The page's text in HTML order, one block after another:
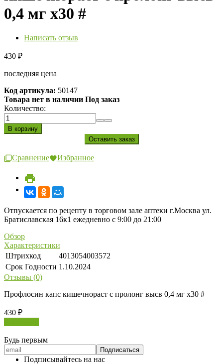
0,4 мг х30 #
Написать отзыв
430 ₽
последняя цена
Код артикула: 50147
Товара нет в наличии Под заказ
Количество:
Сравнение Избранное
Отпускается по рецепту в торговом зале аптеки г.Москва ул.
Братиславская 16к1 ежедневно с 9:00 до 21:00
Обзор
Характеристики
Штрихкод
4013054003572
Срок Годности 1.10.2024
Отзывы (0)
Профлосин капс кишечнораст с пролонг высв 0,4 мг х30 #
430 ₽
Будь первым
Подписывайтесь на нас